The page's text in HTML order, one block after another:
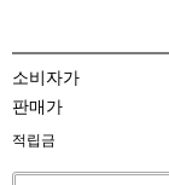
소비자가
판매가
적립금